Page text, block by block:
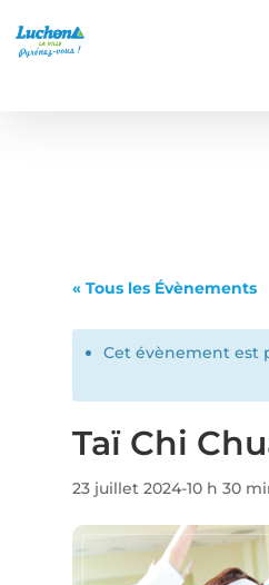
« Tous les Évènements
Cet évènement est
Taï Chi
23 juillet 2024-10 h 30